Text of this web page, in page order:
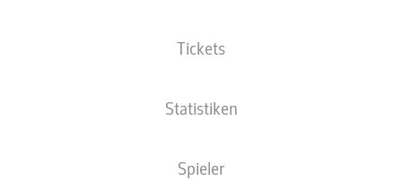
Tickets
Statistiken
Spieler